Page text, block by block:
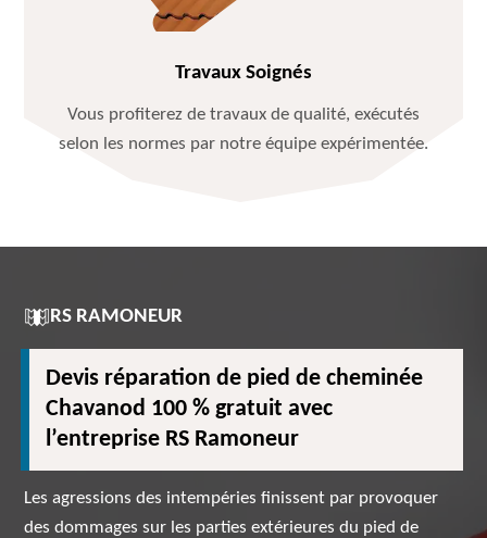
Travaux Soignés
Vous profiterez de travaux de qualité, exécutés
selon les normes par notre équipe expérimentée.
RS RAMONEUR
Devis réparation de pied de cheminée
Chavanod 100 % gratuit avec
l’entreprise RS Ramoneur
Les agressions des intempéries finissent par provoquer
des dommages sur les parties extérieures du pied de